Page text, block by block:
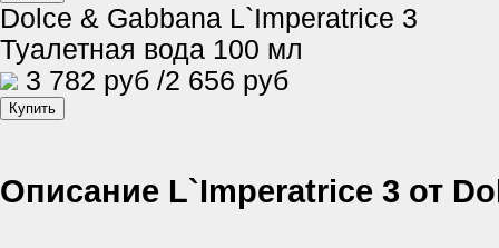
Dolce & Gabbana L`Imperatrice 3
Туалетная вода 100 мл
3 782 руб /2 656 руб
Описание L`Imperatrice 3 от